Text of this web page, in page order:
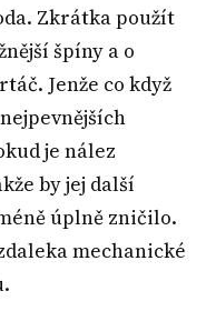
Zkrátka použít
špíny a o
Jenže co když
je nález
by jej další
úplně zničilo.
mechanické